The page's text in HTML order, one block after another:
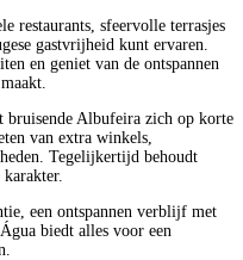
restaurants, sfeervolle terrasjes
gastvrijheid kunt ervaren.
en geniet van de ontspannen
bruisende Albufeira zich op korte
van extra winkels,
Tegelijkertijd behoudt
een ontspannen verblijf met
biedt alles voor een